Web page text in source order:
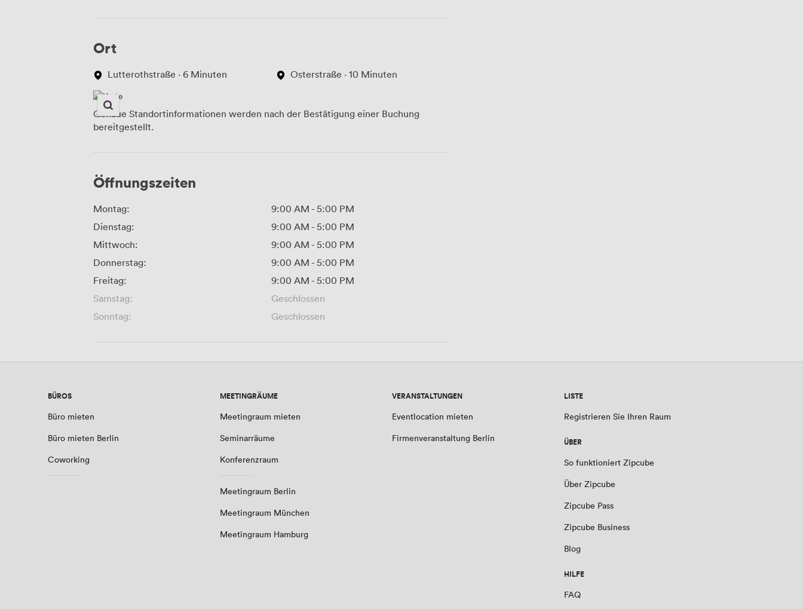
Ort
Lutterothstraße · 6 Minuten Osterstraße · 10 Minuten
Genaue Standortinformationen werden nach der Bestätigung einer Buchung
bereitgestellt.
Öffnungszeiten
Montag: 9:00 AM - 5:00 PM
Dienstag:
9:00 AM - 5:00 PM
Mittwoch:
9:00 AM - 5:00 PM
Donnerstag:
9:00 AM - 5:00 PM
Freitag:
9:00 AM - 5:00 PM
Samstag:
Geschlossen
Sonntag:
Geschlossen
BÜROS
Büro mieten
Büro mieten Berlin
Coworking
MEETINGRÄUME
Meetingraum mieten
Seminarräume
Konferenzraum
Meetingraum Berlin
Meetingraum München
Meetingraum Hamburg
VERANSTALTUNGEN
Eventlocation mieten
Firmenveranstaltung Berlin
LISTE
Registrieren Sie Ihren Raum
ÜBER
So funktioniert Zipcube
Über Zipcube
Zipcube Pass
Zipcube Business
Blog
HILFE
FAQ